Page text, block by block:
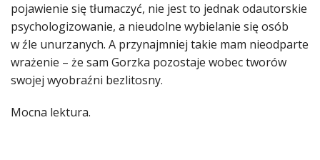
pojawienie się tłumaczyć, nie jest to jednak odautorskie
psychologizowanie, a nieudolne wybielanie się osób
w źle unurzanych. A przynajmniej takie mam nieodparte
wrażenie – że sam Gorzka pozostaje wobec tworów
swojej wyobraźni bezlitosny.
Mocna lektura.